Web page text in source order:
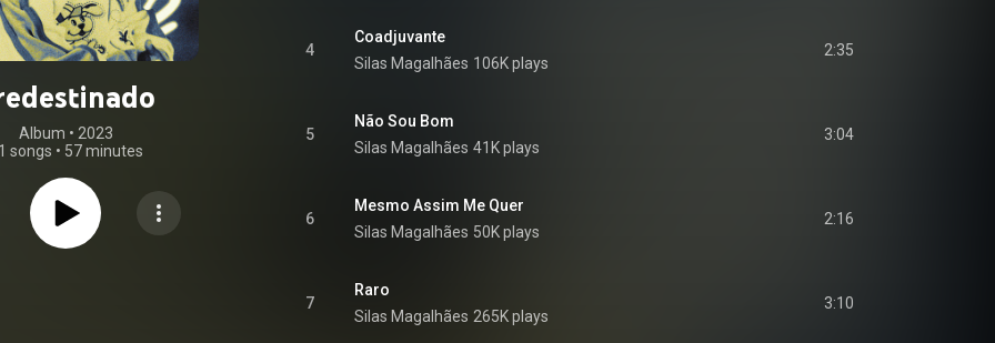
Album • 2023
songs • 57 minutes
4
Coadjuvante
Silas Magalhães 106K plays
2:35
5
Não Sou Bom
Silas Magalhães 41K plays
3:04
6
Mesmo Assim Me Quer
Silas Magalhães 50K plays
2:16
7
Raro
Silas Magalhães 265K plays
3:10